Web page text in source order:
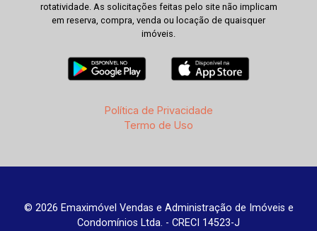
rotatividade. As solicitações feitas pelo site não implicam
em reserva, compra, venda ou locação de quaisquer
imóveis.
Política de Privacidade
Termo de Uso
© 2026 Emaximóvel Vendas e Administração de Imóveis e
Condomínios Ltda. - CRECI 14523-J